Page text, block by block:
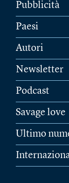
Pubblicità
Paesi
Autori
Newsletter
Podcast
Savage love
Ultimo